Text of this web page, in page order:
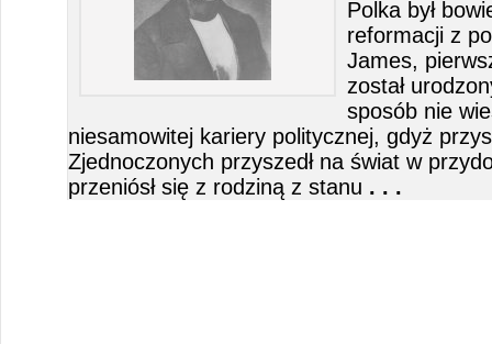
Polka był
reformacji z
James,
został
sposób nie
niesamowitej kariery politycznej, gdyż
Zjednoczonych przyszedł na świat w
przeniósł się z rodziną z stanu . . .